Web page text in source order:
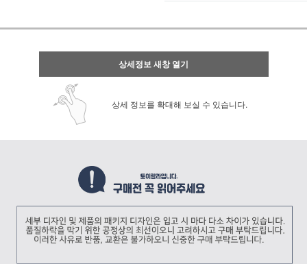
상세정보 새창 열기
상세 정보를 확대해 보실 수 있습니다.